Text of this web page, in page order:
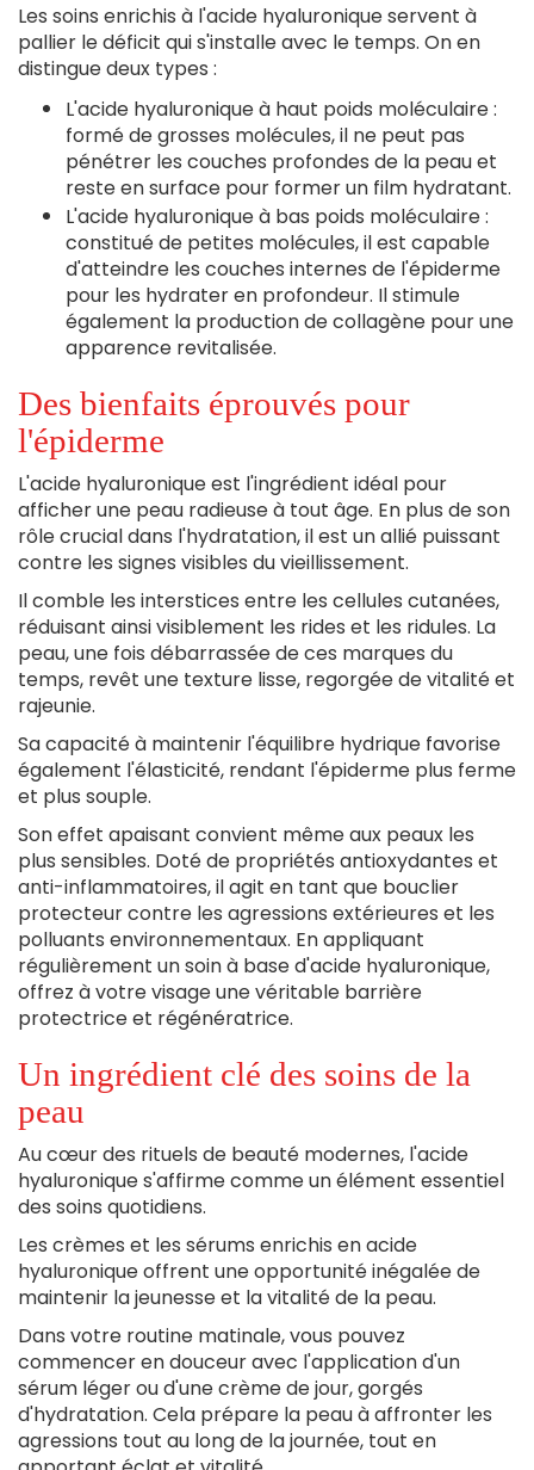
Les soins enrichis à l'acide hyaluronique servent à
pallier le déficit qui s'installe avec le temps. On en
distingue deux types :
L'acide hyaluronique à haut poids moléculaire :
formé de grosses molécules, il ne peut pas
pénétrer les couches profondes de la peau et
reste en surface pour former un film hydratant.
L'acide hyaluronique à bas poids moléculaire :
constitué de petites molécules, il est capable
d'atteindre les couches internes de l'épiderme
pour les hydrater en profondeur. Il stimule
également la production de collagène pour une
apparence revitalisée.
Des bienfaits éprouvés pour
l'épiderme
L'acide hyaluronique est l'ingrédient idéal pour
afficher une peau radieuse à tout âge. En plus de son
rôle crucial dans l'hydratation, il est un allié puissant
contre les signes visibles du vieillissement.
Il comble les interstices entre les cellules cutanées,
réduisant ainsi visiblement les rides et les ridules. La
peau, une fois débarrassée de ces marques du
temps, revêt une texture lisse, regorgée de vitalité et
rajeunie.
Sa capacité à maintenir l'équilibre hydrique favorise
également l'élasticité, rendant l'épiderme plus ferme
et plus souple.
Son effet apaisant convient même aux peaux les
plus sensibles. Doté de propriétés antioxydantes et
anti-inflammatoires, il agit en tant que bouclier
protecteur contre les agressions extérieures et les
polluants environnementaux. En appliquant
régulièrement un soin à base d'acide hyaluronique,
offrez à votre visage une véritable barrière
protectrice et régénératrice.
Un ingrédient clé des soins de la
peau
Au cœur des rituels de beauté modernes, l'acide
hyaluronique s'affirme comme un élément essentiel
des soins quotidiens.
Les crèmes et les sérums enrichis en acide
hyaluronique offrent une opportunité inégalée de
maintenir la jeunesse et la vitalité de la peau.
Dans votre routine matinale, vous pouvez
commencer en douceur avec l'application d'un
sérum léger ou d'une crème de jour, gorgés
d'hydratation. Cela prépare la peau à affronter les
agressions tout au long de la journée, tout en